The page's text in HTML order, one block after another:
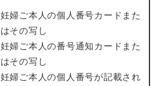
妊婦ご本人の個人番号カードまた
はその写し
妊婦ご本人の番号通知カードまた
はその写し
妊婦ご本人の個人番号が記載され